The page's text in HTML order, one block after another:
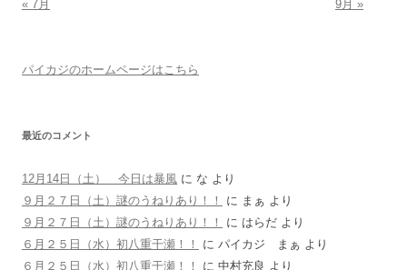
« 7月
9月 »
パイカジのホームページはこちら
最近のコメント
12月14日（土） 今日は暴風 に な より
９月２７日（土）謎のうねりあり！！
に まぁ より
９月２７日（土）謎のうねりあり！！
に はらだ より
６月２５日（水）初八重干瀬！！
に パイカジ まぁ より
６月２５日（水）初八重干瀬！！
に 中村充良 より